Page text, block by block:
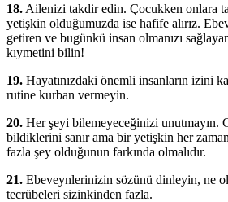
18. Ailenizi takdir edin. Çocukken onlara
yetişkin olduğumuzda ise hafife alırız.
getiren ve bugünkü insan olmanızı
kıymetini bilin!
19. Hayatınızdaki önemli insanların izini
rutine kurban vermeyin.
20. Her şeyi bilemeyeceğinizi unutmayın.
bildiklerini sanır ama bir yetişkin her
fazla şey olduğunun farkında olmalıdır.
21. Ebeveynlerinizin sözünü dinleyin, ne
tecrübeleri sizinkinden fazla.